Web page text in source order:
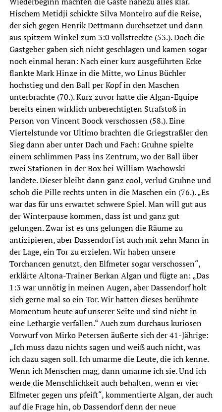
Hischem Metidji schickte Silva Monteiro auf die Reise,
der sich gegen Henrik Dettmann durchsetzet und dann
aus spitzem Winkel zum 3:0 vollstreckte (53.). Doch die
Gastgeber gaben sich nicht geschlagen und kamen sogar
noch einmal heran: Nach einer kurz ausgeführten Ecke
flankte Mark Hinze in die Mitte, wo Linus Büchler
hochstieg und den Ball per Kopf in den Maschen
unterbrachte (70.). Kurz zuvor hatte die Algan-Equipe
bereits einen wirklich unberechtigten Strafstoß in
Person von Vincent Boock verschossen (58.). Eine
Viertelstunde vor Ultimo brachten die Griegstraßler den
Sieg dann aber unter Dach und Fach: Gruhne spielte
einem schlimmen Pass ins Zentrum, wo der Ball über
zwei Stationen in der Box bei William Wachowski
landete. Dieser bleibt dann ganz cool, verlud Gruhne und
schob die Pille rechts unten in die Maschen ein (76.). „Es
war das für uns erwartet schwere Spiel. Man will gut aus
der Winterpause kommen, dass ist und ganz gut
gelungen. Zwar ist es uns gelungen die Räume zu
antizipieren, aber Dassendorf ist auch mit zehn Mann in
der Lage, ein Tor zu erzielen. Wir haben unsere
Torchancen genutzt, den Elfmeter sogar verschossen“,
erklärte Altona-Trainer Berkan Algan und fügte an: „Das
1:3 war unnötig in meinen Augen, aber Dassendorf holt
sich gerne mal so ein Tor. Wir hatten dieses berühmte
Momentum heute auf unserer Seite und sind nicht in
eine Lethargie verfallen.“ Auch zum durchaus kuriosen
Vorwurf von Mirko Petersen äußerte sich der 41-Jährige:
„Ich muss dazu nichts sagen und weiß auch nicht, was
ich dazu sagen soll. Ich umarme die Leute, die ich kenne.
Wenn ich Menschen mag, dann umarme ich sie. Und ich
werde die Menschlichkeit auch behalten, wenn er vier
Elfmeter gegen uns pfeift“, kommentierte Algan, der auch
auf die Frage hin, ob Dassendorf denn der neue